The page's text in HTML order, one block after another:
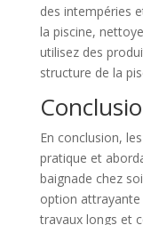
des intempéries
la piscine,
utilisez des
structure de la
En conclusion,
pratique et
baignade chez
option
travaux longs et